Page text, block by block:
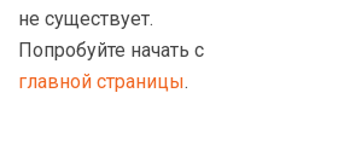
не существует.
Попробуйте начать с
главной страницы.